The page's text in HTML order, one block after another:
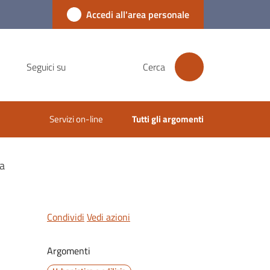
Accedi all'area personale
Seguici su Cerca
Servizi on-line Tutti gli argomenti
Condividi Vedi azioni
Argomenti